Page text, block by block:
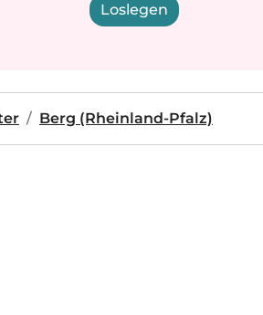
Loslegen
Berg (Rheinland-Pfalz)